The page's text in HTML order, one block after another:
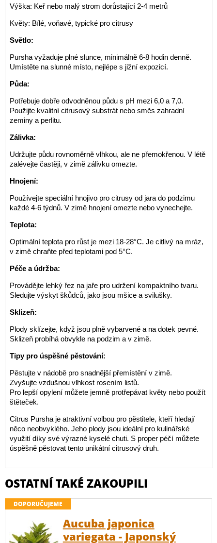
Výška: Keř nebo malý strom dorůstající 2-4 metrů
Květy: Bílé, voňavé, typické pro citrusy
Světlo:
Pursha vyžaduje plné slunce, minimálně 6-8 hodin denně.
Umístěte na slunné místo, nejlépe s jižní expozicí.
Půda:
Potřebuje dobře odvodněnou půdu s pH mezi 6,0 a 7,0.
Použijte kvalitní citrusový substrát nebo směs zahradní
zeminy a perlitu.
Zálivka:
Udržujte půdu rovnoměrně vlhkou, ale ne přemokřenou. V létě
zalévejte častěji, v zimě zálivku omezte.
Hnojení:
Používejte speciální hnojivo pro citrusy od jara do podzimu
každé 4-6 týdnů. V zimě hnojení omezte nebo vynechejte.
Teplota:
Optimální teplota pro růst je mezi 18-28°C. Je citlivý na mráz,
v zimě chraňte před teplotami pod 5°C.
Péče a údržba:
Provádějte lehký řez na jaře pro udržení kompaktního tvaru.
Sledujte výskyt škůdců, jako jsou mšice a svilušky.
Sklizeň:
Plody sklízejte, když jsou plně vybarvené a na dotek pevné.
Sklizeň probíhá obvykle na podzim a v zimě.
Tipy pro úspěšné pěstování:
Pěstujte v nádobě pro snadnější přemístění v zimě.
Zvyšujte vzdušnou vlhkost rosením listů.
Pro lepší opylení můžete jemně protřepávat květy nebo použít
štěteček.
Citrus Pursha je atraktivní volbou pro pěstitele, kteří hledají
něco neobvyklého. Jeho plody jsou ideální pro kulinářské
využití díky své výrazné kyselé chuti. S proper péčí můžete
úspěšně pěstovat tento unikátní citrusový druh.
OSTATNÍ TAKÉ ZAKOUPILI
DOPORUČUJEME
Aucuba japonica
variegata - Japonský